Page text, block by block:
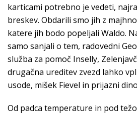
karticami potrebno je vedeti,
breskev. Obdarili smo jih z
katere jih bodo popeljali Waldo.
samo sanjali o tem, radovedni
služba za pomoč Inselly,
drugačna ureditev zvezd lahko
usode, mišek Fievel in prijazni
Od padca temperature in pod